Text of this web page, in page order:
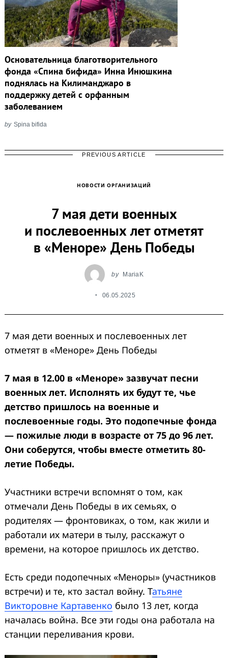
Основательница благотворительного
фонда «Спина бифида» Инна Инюшкина
поднялась на Килиманджаро в
поддержку детей с орфанным
заболеванием
by Spina bifida
PREVIOUS ARTICLE
НОВОСТИ ОРГАНИЗАЦИЙ
7 мая дети военных
и послевоенных лет отметят
в «Меноре» День Победы
by MariaK
06.05.2025
7 мая дети военных и послевоенных лет
отметят в «Меноре» День Победы
7 мая в 12.00 в «Меноре» зазвучат песни
военных лет. Исполнять их будут те, чье
детство пришлось на военные и
послевоенные годы. Это подопечные фонда
— пожилые люди в возрасте от 75 до 96 лет.
Они соберутся, чтобы вместе отметить 80-
летие Победы.
Участники встречи вспомнят о том, как
отмечали День Победы в их семьях, о
родителях — фронтовиках, о том, как жили и
работали их матери в тылу, расскажут о
времени, на которое пришлось их детство.
Есть среди подопечных «Меноры» (участников
встречи) и те, кто застал войну. Татьяне
Викторовне Картавенко было 13 лет, когда
началась война. Все эти годы она работала на
станции переливания крови.